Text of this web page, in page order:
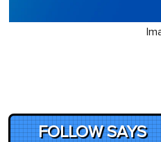
FOLLOW SAYS